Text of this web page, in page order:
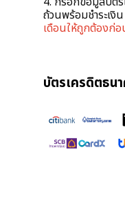
ถ้วนพร้อมชำระเงิน
เดือนให้ถูกต้องก่อ
บัตรเครดิตธน